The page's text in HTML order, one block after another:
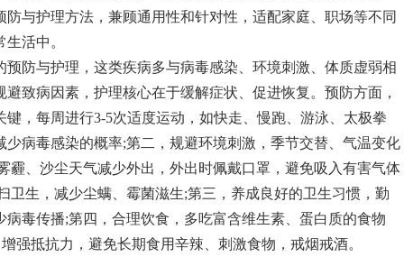
与护理方法，兼顾通用性和针对性，适配家庭、职场等不同
活中。
预防与护理，这类疾病多与病毒感染、环境刺激、体质虚弱相
致病因素，护理核心在于缓解症状、促进恢复。预防方面，
，每周进行3-5次适度运动，如快走、慢跑、游泳、太极拳
病毒感染的概率;第二，规避环境刺激，季节交替、气温变化
霾、沙尘天气减少外出，外出时佩戴口罩，避免吸入有害气体
卫生，减少尘螨、霉菌滋生;第三，养成良好的卫生习惯，勤
毒传播;第四，合理饮食，多吃富含维生素、蛋白质的食物
强抵抗力，避免长期食用辛辣、刺激食物，戒烟戒酒。